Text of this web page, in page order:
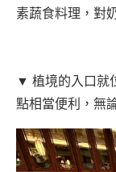
素蔬食料理，對
▼ 植境的入口就
點相當便利，無